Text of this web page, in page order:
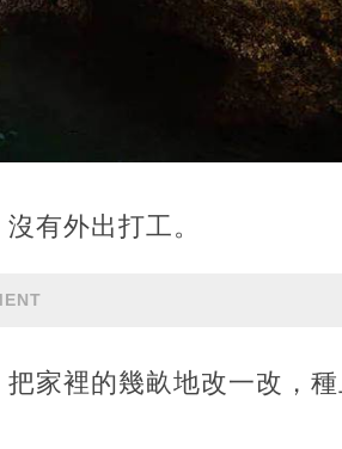
有外出打工。
家裡的幾畝地改一改，